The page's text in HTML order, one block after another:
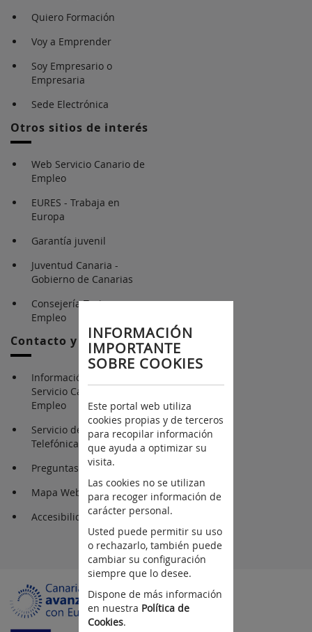
Quiero Formación
Voy a Emprender
Soy Empresario o
Empresaria
Sede Electrónica
Otros sitios de interés
Web Servicio Canario de
Empleo
EURES - Trabaja en
Europa
Garantía juvenil
Juventud Canaria -
Gobierno de Canarias
Consejería Turismo y
Empleo
Contacto y Ayuda
Información y contacto
Servicio Canario de
Empleo
Servicio de Atención
Telefónica 012
Preguntas frecuentes
Mapa Web
Accesibilidad
INFORMACIÓN
IMPORTANTE
SOBRE COOKIES
Este portal web utiliza
cookies propias y de terceros
para recopilar información
que ayuda a optimizar su
visita.
Las cookies no se utilizan
para recoger información de
carácter personal.
Usted puede permitir su uso
o rechazarlo, también puede
cambiar su configuración
siempre que lo desee.
Dispone de más información
en nuestra Política de
Cookies.